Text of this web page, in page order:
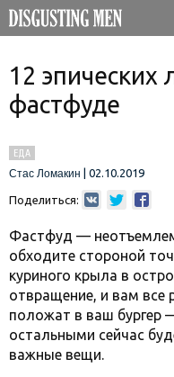
12 эпических
фастфуде
ЕДА
Стас Ломакин
02.10.2019
Поделиться:
Фастфуд —
обходите стороной
куриного крыла в
отвращение, и вам все
положат в ваш бургер
остальными сейчас
важные вещи.